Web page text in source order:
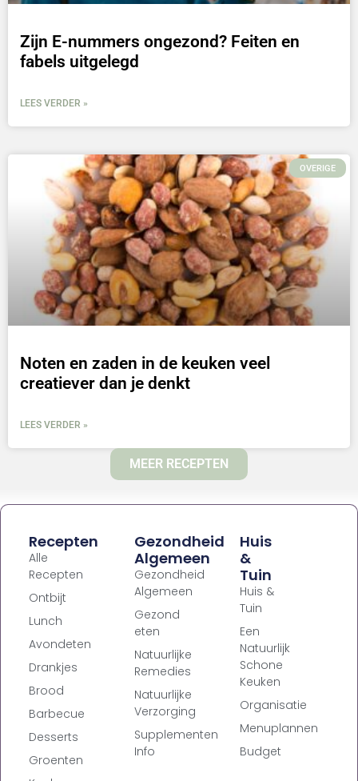
Zijn E-nummers ongezond? Feiten en
fabels uitgelegd
LEES VERDER »
OVERIGE
Noten en zaden in de keuken veel
creatiever dan je denkt
LEES VERDER »
MEER RECEPTEN
Recepten
Alle
Recepten
Ontbijt
Lunch
Avondeten
Drankjes
Brood
Barbecue
Desserts
Groenten
Gezondheid
Algemeen
Gezondheid
Algemeen
Gezond
eten
Natuurlijke
Remedies
Natuurlijke
Verzorging
Supplementen
Info
Huis
&
Tuin
Huis &
Tuin
Een
Natuurlijk
Schone
Keuken
Organisatie
Menuplannen
Budget